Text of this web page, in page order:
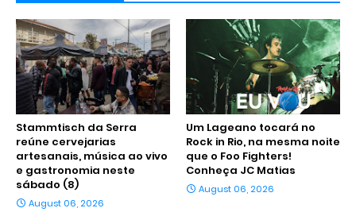
Stammtisch da Serra
reúne cervejarias
artesanais, música ao vivo
e gastronomia neste
sábado (8)
August 06, 2026
Um Lageano tocará no
Rock in Rio, na mesma noite
que o Foo Fighters!
Conheça JC Matias
August 06, 2026